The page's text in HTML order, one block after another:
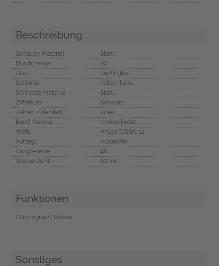
Beschreibung
Gehäuse Material
Stahl
Durchmesser
39
Glas
Saphirglas
Schließe
Faltschließe
Schliesse Material
Stahl
Zifferblatt
Schwarz
Zahlen Zifferblatt
Index
Band Material
Krokodilleder
Werk
Heuer Calibre 12
Aufzug
Automatik
Gangreserve
40
Wasserdicht
100 m
Funktionen
Chronograph, Datum
Sonstiges